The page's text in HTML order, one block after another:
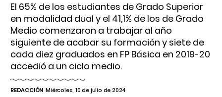
El 65% de los estudiantes de Grado Superior
en modalidad dual y el 41,1% de los de Grado
Medio comenzaron a trabajar al año
siguiente de acabar su formación y siete de
cada diez graduados en FP Básica en 2019-20
accedió a un ciclo medio.
REDACCIÓN Miércoles, 10 de julio de 2024